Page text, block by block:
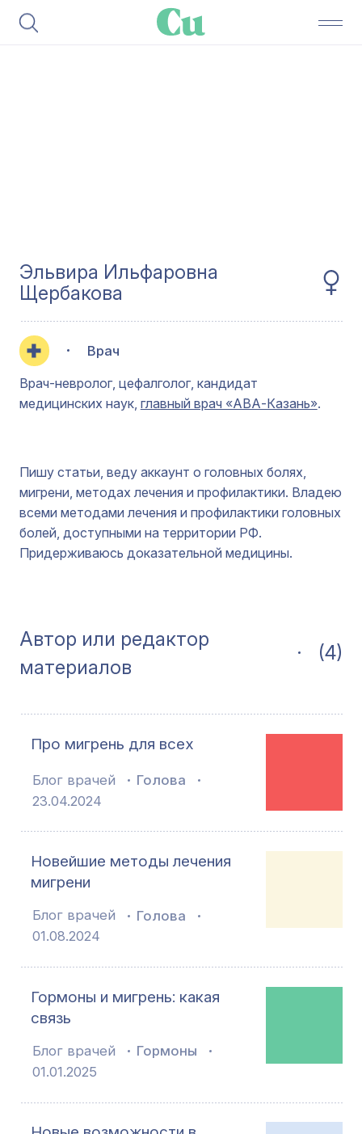
Эльвира Ильфаровна
Щербакова
Врач
Врач-невролог, цефалголог, кандидат
медицинских наук, главный врач «АВА-Казань».
Пишу статьи, веду аккаунт о головных болях,
мигрени, методах лечения и профилактики. Владею
всеми методами лечения и профилактики головных
болей, доступными на территории РФ.
Придерживаюсь доказательной медицины.
Автор или редактор
материалов
(4)
Про мигрень для всех
Блог врачей
Голова
23.04.2024
Новейшие методы лечения
мигрени
Блог врачей
Голова
01.08.2024
Гормоны и мигрень: какая
связь
Блог врачей
Гормоны
01.01.2025